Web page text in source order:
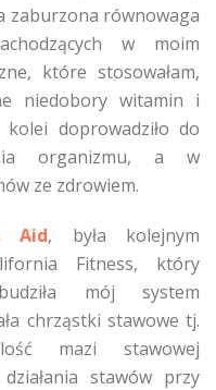
zaburzona równowaga
w moim
które stosowałam,
niedobory witamin i
doprowadziło do
organizmu, a w
ze zdrowiem.
Aid, była kolejnym
Fitness, który
mój system
chrząstki stawowe tj.
mazi stawowej
stawów przy